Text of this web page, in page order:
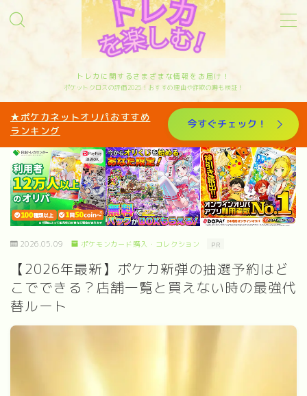
トレカに関するさまざまな情報をお届け！
サイトマップ
お問い合わせ
カテゴリー
オリパ歴10年トレカと歩んできたリアルな体験
を発信中｜管理人sakiのプロフィール
ポケットクロスの評価2025！おすすめ理由や詐欺の噂も検証！
★ポケカネットオリパおすすめ
ランキング
今すぐチェック！
2026.05.09 ポケモンカード購入・コレクション PR
【2026年最新】ポケカ新弾の抽選予約はど
こでできる？店舗一覧と買えない時の最強代
替ルート